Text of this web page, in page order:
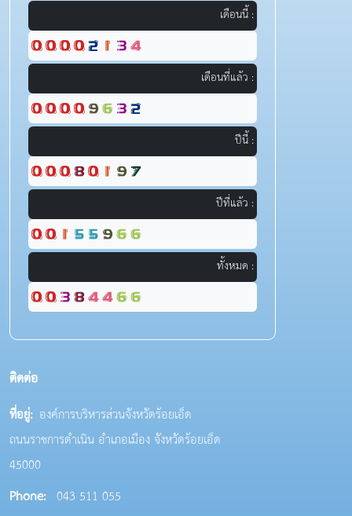
เดือนนี้ :
เดือนที่แล้ว :
ปีนี้ :
ปีที่แล้ว :
ทั้งหมด :
ติดต่อ
ที่อยู่: องค์การบริหารส่วนจังหวัดร้อยเอ็ด
ถนนราชการดำเนิน อำเภอเมือง จังหวัดร้อยเอ็ด
45000
Phone: 043 511 055